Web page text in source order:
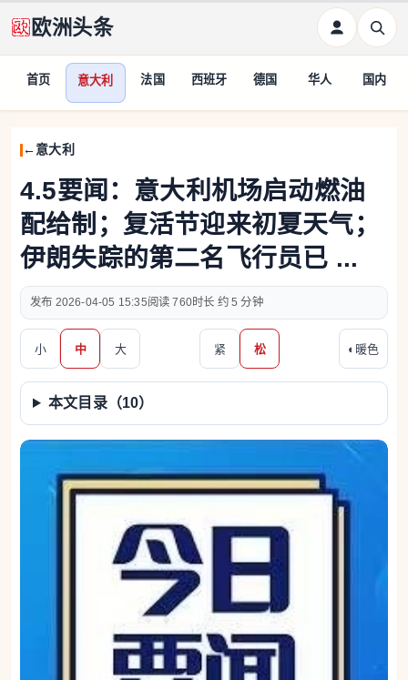
欧洲头条
首页 意大利 法国 西班牙 德国 华人 国内
意大利
4.5要闻：意大利机场启动燃油
配给制；复活节迎来初夏天气；
伊朗失踪的第二名飞行员已 ...
2026-04-05 15:35 760 约 5 分钟
小 中 大 紧 松 ◐ 暖色
本文目录（10）